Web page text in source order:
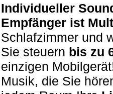
Individueller
Empfänger ist
Schlafzimmer und
Sie steuern bis zu
einzigen
Musik, die Sie